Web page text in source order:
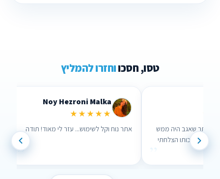
טסו, חסכווחזרו להמליץ
Lidor Levi
★★★★★
ערכתי השוואה דרך האתר שאגב היה ממש
נוח לשימוש וממש עזר לי , בזכותו הצלחתי
”
שבאמת אכפת להם!